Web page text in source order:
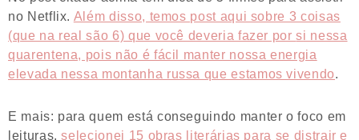
no Netflix. Além disso, temos post aqui sobre 3 coisas
(que na real são 6) que você deveria fazer porsi nessa
quarentena, pois não é fácil manter nossa energia
elevada nessa montanha russa que estamos vivendo.
E mais: para quem está conseguindo manter o foco em
leituras,selecionei 15 obras literárias para se distrair e